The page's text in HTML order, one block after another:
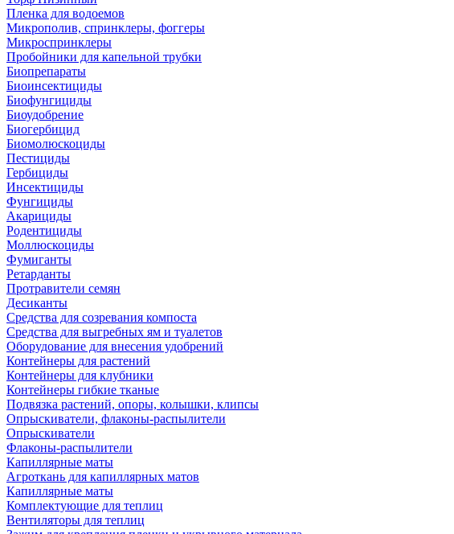
Пленка для водоемов
Микрополив, спринклеры, фоггеры
Микроспринклеры
Пробойники для капельной трубки
Биопрепараты
Биоинсектициды
Биофунгициды
Биоудобрение
Биогербицид
Биомолюскоциды
Пестициды
Гербициды
Инсектициды
Фунгициды
Акарициды
Родентициды
Моллюскоциды
Фумиганты
Ретарданты
Протравители семян
Десиканты
Средства для созревания компоста
Средства для выгребных ям и туалетов
Оборудование для внесения удобрений
Контейнеры для растений
Контейнеры для клубники
Контейнеры гибкие тканые
Подвязка растений, опоры, колышки, клипсы
Опрыскиватели, флаконы-распылители
Опрыскиватели
Флаконы-распылители
Капиллярные маты
Агроткань для капиллярных матов
Капиллярные маты
Комплектующие для теплиц
Вентиляторы для теплиц